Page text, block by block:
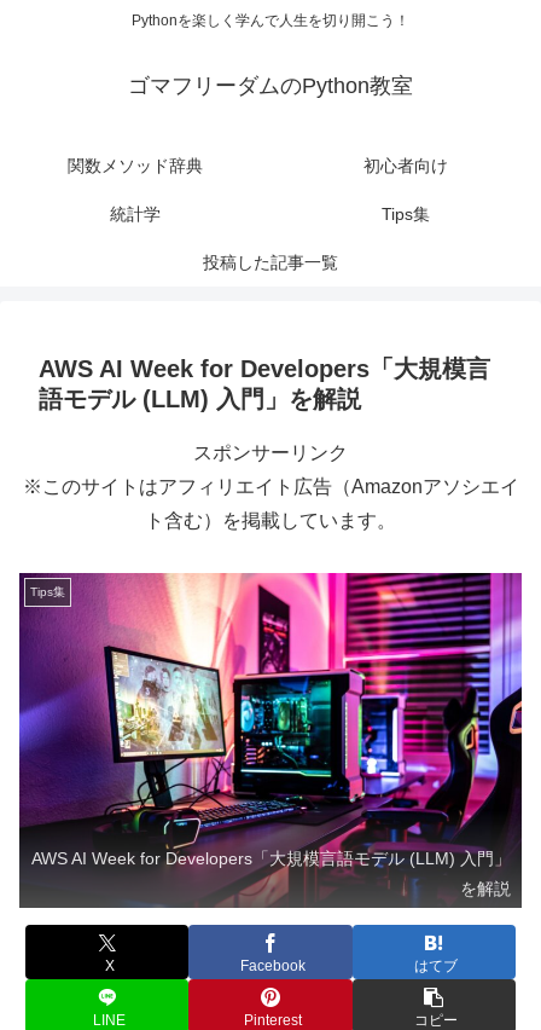
Pythonを楽しく学んで人生を切り開こう！
ゴマフリーダムのPython教室
関数メソッド辞典 初心者向け
統計学 Tips集
投稿した記事一覧
AWS AI Week for Developers「大規模言
語モデル (LLM) 入門」を解説
スポンサーリンク
※このサイトはアフィリエイト広告（Amazonアソシエイ
ト含む）を掲載しています。
Tips集
AWS AI Week for Developers「大規模言語モデル (LLM) 入門」
を解説
X Facebook はてブ
LINE Pinterest コピー